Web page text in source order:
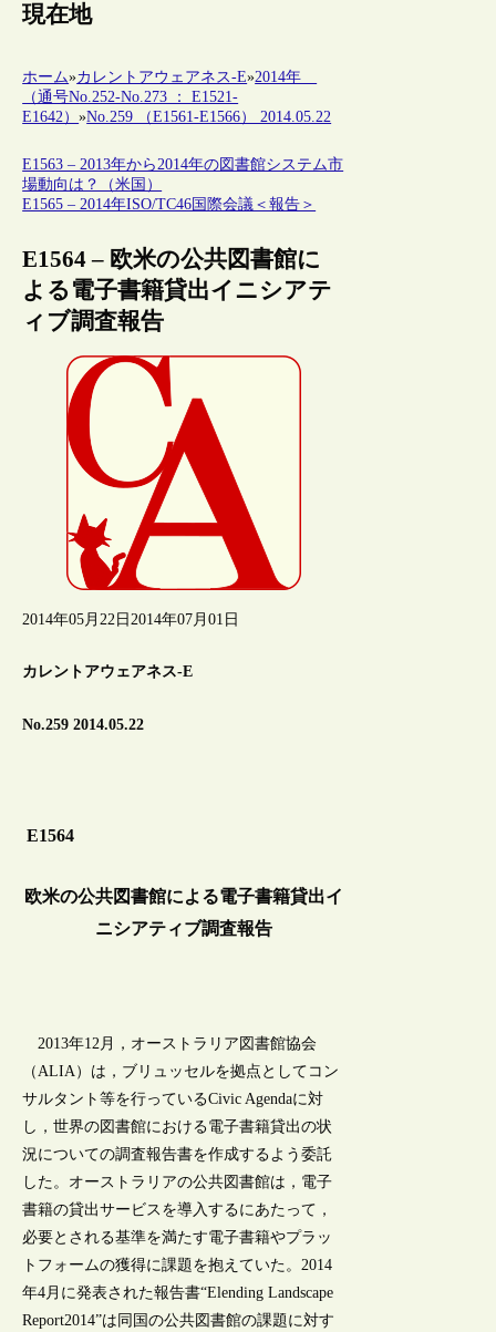
現在地
ホーム»カレントアウェアネス-E»2014年
（通号No.252-No.273 ： E1521-
E1642）»No.259 （E1561-E1566） 2014.05.22
E1563 – 2013年から2014年の図書館システム市
場動向は？（米国）
E1565 – 2014年ISO/TC46国際会議＜報告＞
E1564 – 欧米の公共図書館に
よる電子書籍貸出イニシアテ
ィブ調査報告
2014年05月22日 2014年07月01日
カレントアウェアネス-E
No.259 2014.05.22
E1564
欧米の公共図書館による電子書籍貸出イ
ニシアティブ調査報告
2013年12月，オーストラリア図書館協会
（ALIA）は，ブリュッセルを拠点としてコン
サルタント等を行っているCivic Agendaに対
し，世界の図書館における電子書籍貸出の状
況についての調査報告書を作成するよう委託
した。オーストラリアの公共図書館は，電子
書籍の貸出サービスを導入するにあたって，
必要とされる基準を満たす電子書籍やプラッ
トフォームの獲得に課題を抱えていた。2014
年4月に発表された報告書“Elending Landscape
Report2014”は同国の公共図書館の課題に対す